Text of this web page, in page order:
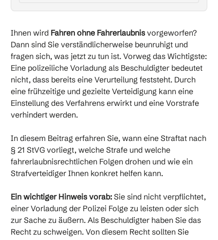
Fahren ohne Führerschein oder ohne
Fahrerlaubnis?
Ausländischer Führerschein in Deutschland
gültig?
Welche Strafe droht bei Fahren ohne
Fahrerlaubnis?
Wie hoch ist die Geldstrafe bei Fahren ohne
Fahrerlaubnis?
Womit muss ein Fahrerlaubnisbewerber rechnen,
wird?
Richtige Verteidigung?
Ihnen wird Fahren ohne Fahrerlaubnis vorgeworfen?
Dann sind Sie verständlicherweise beunruhigt und
fragen sich, was jetzt zu tun ist. Vorweg das Wichtigste:
Eine polizeiliche Vorladung als Beschuldigter bedeutet
nicht, dass bereits eine Verurteilung feststeht. Durch
eine frühzeitige und gezielte Verteidigung kann eine
Einstellung des Verfahrens erwirkt und eine Vorstrafe
verhindert werden.
In diesem Beitrag erfahren Sie, wann eine Straftat nach
§ 21 StVG vorliegt, welche Strafe und welche
fahrerlaubnisrechtlichen Folgen drohen und wie ein
Strafverteidiger Ihnen konkret helfen kann.
Ein wichtiger Hinweis vorab:Sie sind nicht verpflichtet,
einer Vorladung der Polizei Folge zu leisten oder sich
zur Sache zu äußern. Als Beschuldigter haben Sie das
Recht zu schweigen. Von diesem Recht sollten Sie